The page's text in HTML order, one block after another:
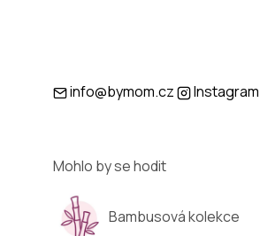
info@bymom.cz Instagram
Mohlo by se hodit
Bambusová kolekce